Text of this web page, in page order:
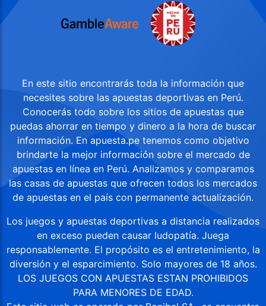
En este sitio encontrarás toda la información que
necesites sobre las apuestas deportivas en Perú.
Conocerás todo sobre los sitios de apuestas que
puedas ahorrar en tiempo y dinero a la hora de buscar
información. En apuesta.pe tenemos como objetivo
brindarte la mejor información sobre el mercado de
apuestas en línea en Perú. Analizamos y comparamos
las casas de apuestas que ofrecen todos los mercados
de apuestas en el país con permanente actualización.
Los juegos y apuestas deportivas a distancia realizados
en exceso pueden causar ludopatía. Juega
responsablemente. El propósito es el entretenimiento, la
diversión y el esparcimiento. Solo mayores de 18 años.
LOS JUEGOS CON APUESTAS ESTAN PROHIBIDOS
PARA MENORES DE EDAD.